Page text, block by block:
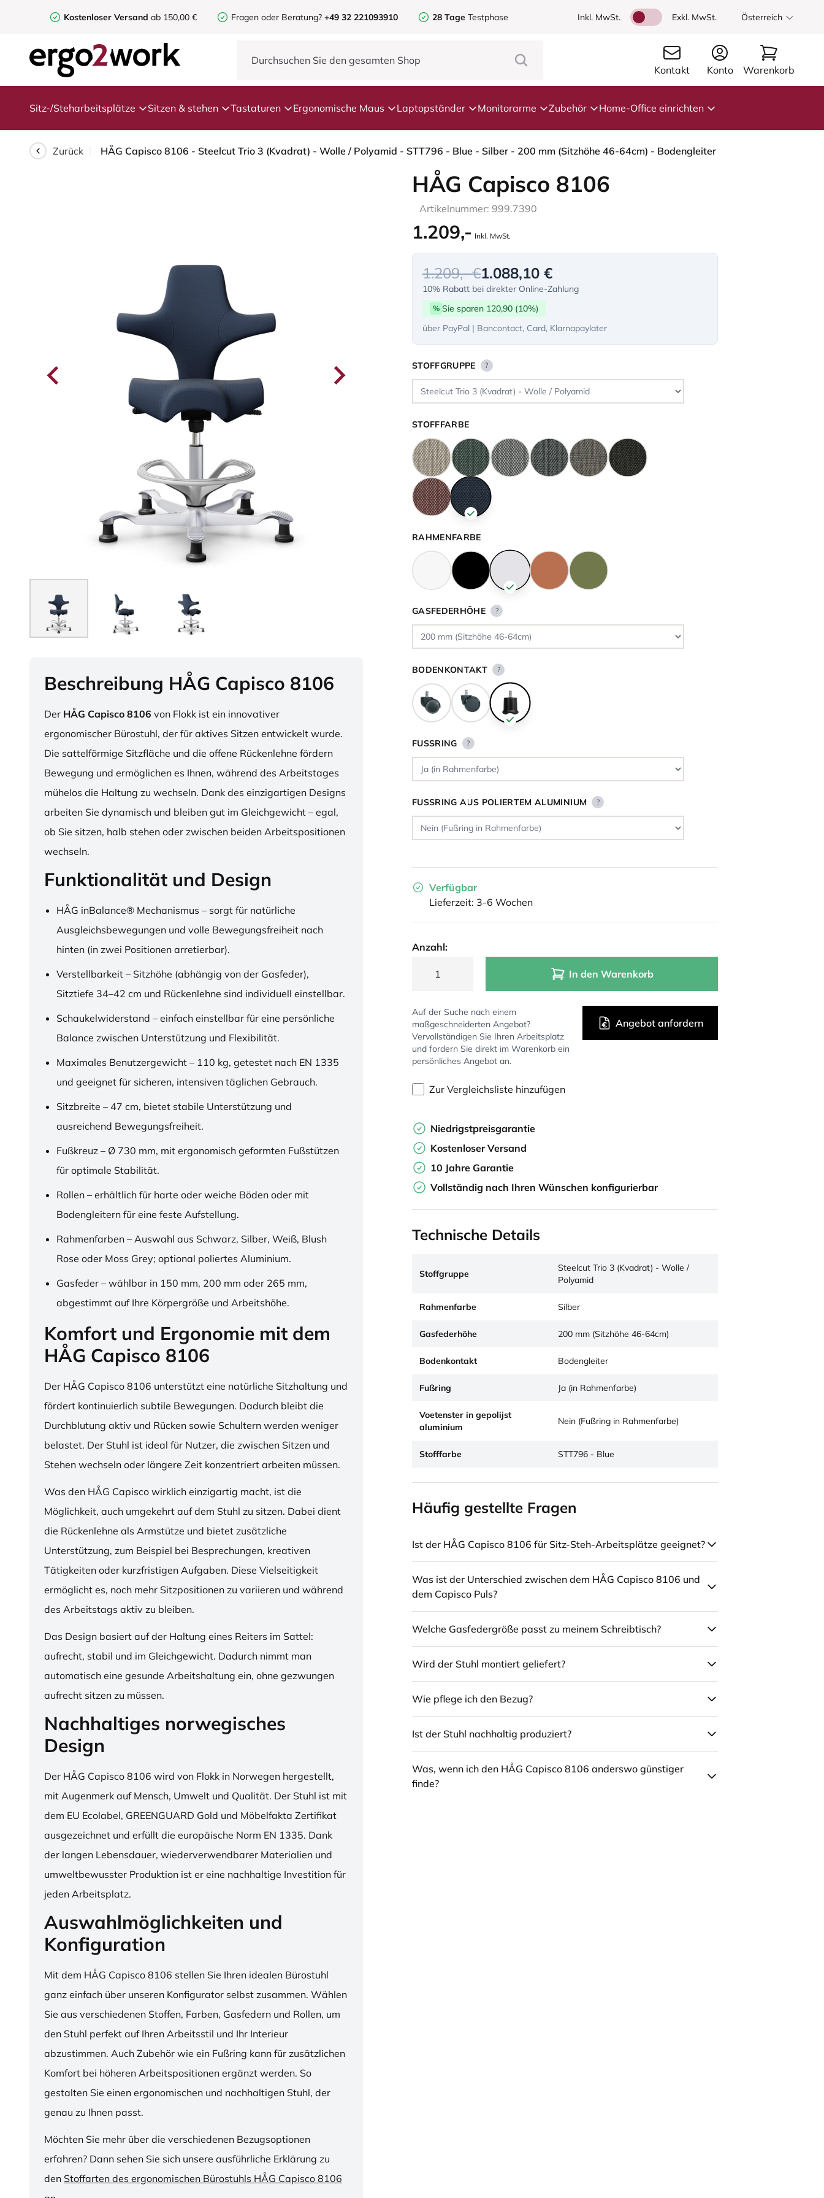
Kostenloser Versand ab 150,00 € Fragen oder Beratung? +49 32 221093910 28 Tage Testphase Inkl. MwSt. Exkl. MwSt. Österreich
Kontakt Konto Warenkorb
Sitz-/Steharbeitsplätze Sitzen & stehen Tastaturen Ergonomische Maus Laptopständer Monitorarme Zubehör Home-Office einrichten
Zurück HÅG Capisco 8106 - Steelcut Trio 3 (Kvadrat) - Wolle / Polyamid - STT796 - Blue - Silber - 200 mm (Sitzhöhe 46-64cm) - Bodengleiter
Beschreibung HÅG Capisco 8106
Der HÅG Capisco 8106 von Flokk ist ein innovativer
ergonomischer Bürostuhl, der für aktives Sitzen entwickelt wurde.
Die sattelförmige Sitzfläche und die offene Rückenlehne fördern
Bewegung und ermöglichen es Ihnen, während des Arbeitstages
mühelos die Haltung zu wechseln. Dank des einzigartigen Designs
arbeiten Sie dynamisch und bleiben gut im Gleichgewicht – egal,
ob Sie sitzen, halb stehen oder zwischen beiden Arbeitspositionen
wechseln.
Funktionalität und Design
HÅG inBalance® Mechanismus – sorgt für natürliche
Ausgleichsbewegungen und volle Bewegungsfreiheit nach
hinten (in zwei Positionen arretierbar).
Verstellbarkeit – Sitzhöhe (abhängig von der Gasfeder),
Sitztiefe 34–42 cm und Rückenlehne sind individuell einstellbar.
Schaukelwiderstand – einfach einstellbar für eine persönliche
Balance zwischen Unterstützung und Flexibilität.
Maximales Benutzergewicht – 110 kg, getestet nach EN 1335
und geeignet für sicheren, intensiven täglichen Gebrauch.
Sitzbreite – 47 cm, bietet stabile Unterstützung und
ausreichend Bewegungsfreiheit.
Fußkreuz – Ø 730 mm, mit ergonomisch geformten Fußstützen
für optimale Stabilität.
Rollen – erhältlich für harte oder weiche Böden oder mit
Bodengleitern für eine feste Aufstellung.
Rahmenfarben – Auswahl aus Schwarz, Silber, Weiß, Blush
Rose oder Moss Grey; optional poliertes Aluminium.
Gasfeder – wählbar in 150 mm, 200 mm oder 265 mm,
abgestimmt auf Ihre Körpergröße und Arbeitshöhe.
Komfort und Ergonomie mit dem
HÅG Capisco 8106
Der HÅG Capisco 8106 unterstützt eine natürliche Sitzhaltung und
fördert kontinuierlich subtile Bewegungen. Dadurch bleibt die
Durchblutung aktiv und Rücken sowie Schultern werden weniger
belastet. Der Stuhl ist ideal für Nutzer, die zwischen Sitzen und
Stehen wechseln oder längere Zeit konzentriert arbeiten müssen.
Was den HÅG Capisco wirklich einzigartig macht, ist die
Möglichkeit, auch umgekehrt auf dem Stuhl zu sitzen. Dabei dient
die Rückenlehne als Armstütze und bietet zusätzliche
Unterstützung, zum Beispiel bei Besprechungen, kreativen
Tätigkeiten oder kurzfristigen Aufgaben. Diese Vielseitigkeit
ermöglicht es, noch mehr Sitzpositionen zu variieren und während
des Arbeitstags aktiv zu bleiben.
Das Design basiert auf der Haltung eines Reiters im Sattel:
aufrecht, stabil und im Gleichgewicht. Dadurch nimmt man
automatisch eine gesunde Arbeitshaltung ein, ohne gezwungen
aufrecht sitzen zu müssen.
Nachhaltiges norwegisches
Design
Der HÅG Capisco 8106 wird von Flokk in Norwegen hergestellt,
mit Augenmerk auf Mensch, Umwelt und Qualität. Der Stuhl ist mit
dem EU Ecolabel, GREENGUARD Gold und Möbelfakta Zertifikat
ausgezeichnet und erfüllt die europäische Norm EN 1335. Dank
der langen Lebensdauer, wiederverwendbarer Materialien und
umweltbewusster Produktion ist er eine nachhaltige Investition für
jeden Arbeitsplatz.
Auswahlmöglichkeiten und
Konfiguration
Mit dem HÅG Capisco 8106 stellen Sie Ihren idealen Bürostuhl
ganz einfach über unseren Konfigurator selbst zusammen. Wählen
Sie aus verschiedenen Stoffen, Farben, Gasfedern und Rollen, um
den Stuhl perfekt auf Ihren Arbeitsstil und Ihr Interieur
abzustimmen. Auch Zubehör wie ein Fußring kann für zusätzlichen
Komfort bei höheren Arbeitspositionen ergänzt werden. So
gestalten Sie einen ergonomischen und nachhaltigen Stuhl, der
genau zu Ihnen passt.
Möchten Sie mehr über die verschiedenen Bezugsoptionen
erfahren? Dann sehen Sie sich unsere ausführliche Erklärung zu
den Stoffarten des ergonomischen Bürostuhls HÅG Capisco 8106
HÅG Capisco 8106
Artikelnummer: 999.7390
1.209,- Inkl. MwSt.
1.209,- €1.088,10 €
10% Rabatt bei direkter Online-Zahlung
% Sie sparen 120,90 (10%)
über PayPal | Bancontact, Card, Klarnapaylater
STOFFGRUPPE ?
STOFFFARBE
RAHMENFARBE
GASFEDERHÖHE ?
BODENKONTAKT ?
FUSSRING ?
FUSSRING AUS POLIERTEM ALUMINIUM ?
Verfügbar
Lieferzeit: 3-6 Wochen
Anzahl:
In den Warenkorb
Auf der Suche nach einem
maßgeschneiderten Angebot?
Vervollständigen Sie Ihren Arbeitsplatz
und fordern Sie direkt im Warenkorb ein
persönliches Angebot an.
Angebot anfordern
Zur Vergleichsliste hinzufügen
Niedrigstpreisgarantie
Kostenloser Versand
10 Jahre Garantie
Vollständig nach Ihren Wünschen konfigurierbar
Technische Details
Stoffgruppe
Steelcut Trio 3 (Kvadrat) - Wolle /
Polyamid
Rahmenfarbe Silber
Gasfederhöhe 200 mm (Sitzhöhe 46-64cm)
Bodenkontakt Bodengleiter
Fußring Ja (in Rahmenfarbe)
Voetenster in gepolijst
aluminium
Nein (Fußring in Rahmenfarbe)
Stofffarbe STT796 - Blue
Häufig gestellte Fragen
Ist der HÅG Capisco 8106 für Sitz-Steh-Arbeitsplätze geeignet?
Was ist der Unterschied zwischen dem HÅG Capisco 8106 und
dem Capisco Puls?
Welche Gasfedergröße passt zu meinem Schreibtisch?
Wird der Stuhl montiert geliefert?
Wie pflege ich den Bezug?
Ist der Stuhl nachhaltig produziert?
Was, wenn ich den HÅG Capisco 8106 anderswo günstiger
finde?